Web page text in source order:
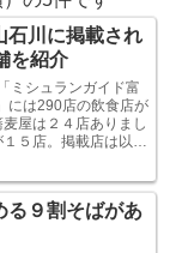
石川に掲載され
を紹介
ミシュランガイド富
には290店の飲食店が
屋は２４店ありまし
５店。掲載店は以下
イド富山石川（金
る９割そばがあ